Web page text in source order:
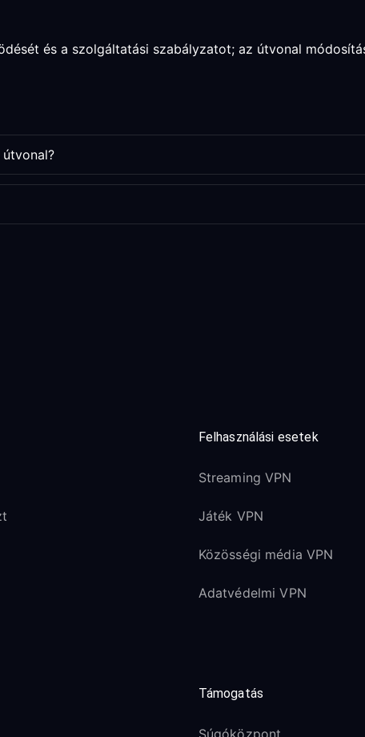
és a szolgáltatási szabályzatot; az útvonal
Felhasználási esetek
Streaming VPN
Játék VPN
Közösségi média VPN
Adatvédelmi VPN
Támogatás
Súgóközpont